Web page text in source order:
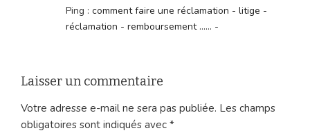
Ping : comment faire une réclamation - litige -
réclamation - remboursement ...... -
Laisser un commentaire
Votre adresse e-mail ne sera pas publiée. Les champs
obligatoires sont indiqués avec *